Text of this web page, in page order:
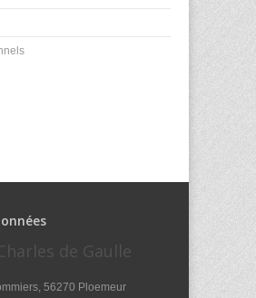
de Gaulle
56270 Ploemeur